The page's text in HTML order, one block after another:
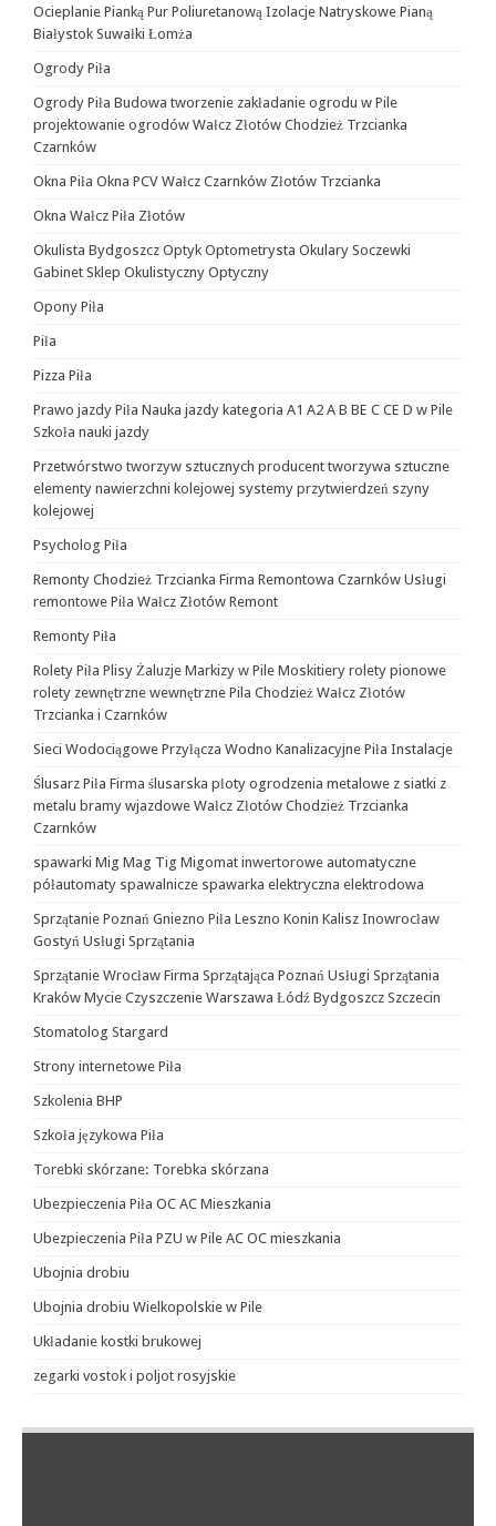
Ocieplanie Pianką Pur Poliuretanową Izolacje Natryskowe Pianą
Białystok Suwałki Łomża
Ogrody Piła
Ogrody Piła Budowa tworzenie zakładanie ogrodu w Pile
projektowanie ogrodów Wałcz Złotów Chodzież Trzcianka
Czarnków
Okna Piła Okna PCV Wałcz Czarnków Złotów Trzcianka
Okna Wałcz Piła Złotów
Okulista Bydgoszcz Optyk Optometrysta Okulary Soczewki
Gabinet Sklep Okulistyczny Optyczny
Opony Piła
Piła
Pizza Piła
Prawo jazdy Piła Nauka jazdy kategoria A1 A2 A B BE C CE D‎ w Pile
Szkoła nauki jazdy
Przetwórstwo tworzyw sztucznych producent tworzywa sztuczne
elementy nawierzchni kolejowej systemy przytwierdzeń szyny
kolejowej
Psycholog Piła
Remonty Chodzież Trzcianka Firma Remontowa Czarnków Usługi
remontowe Piła Wałcz Złotów Remont
Remonty Piła
Rolety Piła Plisy Żaluzje Markizy w Pile Moskitiery rolety pionowe
rolety zewnętrzne wewnętrzne Pila Chodzież Wałcz Złotów
Trzcianka i Czarnków
Sieci Wodociągowe Przyłącza Wodno Kanalizacyjne Piła Instalacje
Ślusarz Piła Firma ślusarska płoty ogrodzenia metalowe z siatki z
metalu bramy wjazdowe Wałcz Złotów Chodzież Trzcianka
Czarnków
spawarki Mig Mag Tig Migomat inwertorowe automatyczne
półautomaty spawalnicze spawarka elektryczna elektrodowa
Sprzątanie Poznań Gniezno Piła Leszno Konin Kalisz Inowrocław
Gostyń Usługi Sprzątania
Sprzątanie Wrocław Firma Sprzątająca Poznań Usługi Sprzątania
Kraków Mycie Czyszczenie Warszawa Łódź Bydgoszcz Szczecin
Stomatolog Stargard
Strony internetowe Piła
Szkolenia BHP
Szkoła językowa Piła
Torebki skórzane: Torebka skórzana
Ubezpieczenia Piła OC AC Mieszkania
Ubezpieczenia Piła PZU w Pile AC OC mieszkania
Ubojnia drobiu
Ubojnia drobiu Wielkopolskie w Pile
Układanie kostki brukowej
zegarki vostok i poljot rosyjskie